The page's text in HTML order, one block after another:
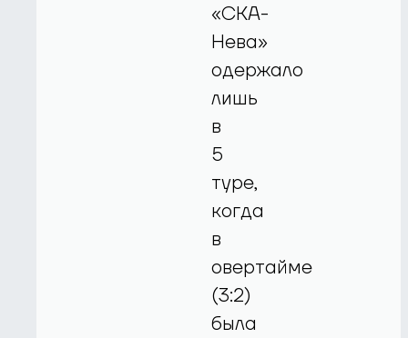
«СКА-
Нева»
одержало
лишь
в
5
туре,
когда
в
овертайме
(3:2)
была